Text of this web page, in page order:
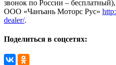
звонок по России –
ООО «Чанъань Моторс Рус»
dealer/.
Поделиться в соцсетях: